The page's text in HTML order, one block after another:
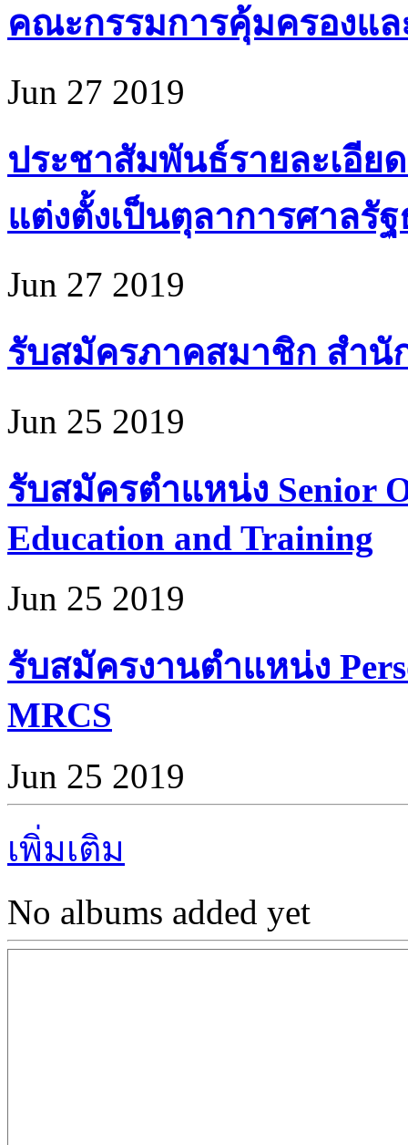
คณะกรรมการคุ้มครองแ
Jun 27 2019
ประชาสัมพันธ์รายละเอีย
แต่งตั้งเป็นตุลาการศาลรั
Jun 27 2019
รับสมัครภาคสมาชิก สำนั
Jun 25 2019
รับสมัครตำแหน่ง Senior
Education and Training
Jun 25 2019
รับสมัครงานตำแหน่ง
MRCS
Jun 25 2019
เพิ่มเติม
No albums added yet